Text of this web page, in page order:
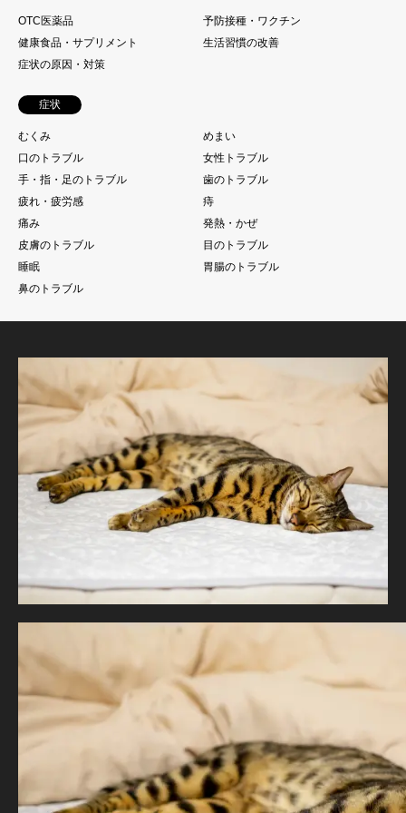
OTC医薬品
予防接種・ワクチン
健康食品・サプリメント
生活習慣の改善
症状の原因・対策
症状
むくみ
めまい
口のトラブル
女性トラブル
手・指・足のトラブル
歯のトラブル
疲れ・疲労感
痔
痛み
発熱・かぜ
皮膚のトラブル
目のトラブル
睡眠
胃腸のトラブル
鼻のトラブル